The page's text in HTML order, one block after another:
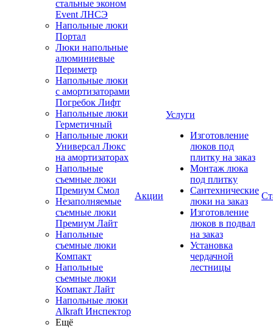
стальные эконом
Event ЛНСЭ
Напольные люки
Портал
Люки напольные
алюминиевые
Периметр
Напольные люки
с амортизаторами
Погребок Лифт
Напольные люки
Герметичный
Напольные люки
Универсал Люкс
на амортизаторах
Напольные
съемные люки
Премиум Смол
Незаполняемые
съемные люки
Премиум Лайт
Напольные
съемные люки
Компакт
Напольные
съемные люки
Компакт Лайт
Напольные люки
Alkraft Инспектор
Ещё
Акции
Услуги
Изготовление
люков под
плитку на заказ
Монтаж люка
под плитку
Сантехнические
люки на заказ
Изготовление
люков в подвал
на заказ
Установка
чердачной
лестницы